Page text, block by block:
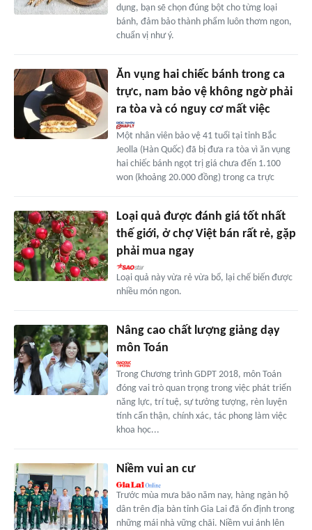
dụng, bạn sẽ chọn đúng bột cho từng loại
bánh, đảm bảo thành phẩm luôn thơm ngon,
chuẩn vị như ý.
Ăn vụng hai chiếc bánh trong ca
trực, nam bảo vệ không ngờ phải
ra tòa và có nguy cơ mất việc
Một nhân viên bảo vệ 41 tuổi tại tỉnh Bắc
Jeolla (Hàn Quốc) đã bị đưa ra tòa vì ăn vụng
hai chiếc bánh ngọt trị giá chưa đến 1.100
won (khoảng 20.000 đồng) trong ca trực
Loại quả được đánh giá tốt nhất
thế giới, ở chợ Việt bán rất rẻ, gặp
phải mua ngay
Loại quả này vừa rẻ vừa bổ, lại chế biến được
nhiều món ngon.
Nâng cao chất lượng giảng dạy
môn Toán
Trong Chương trình GDPT 2018, môn Toán
đóng vai trò quan trọng trong việc phát triển
năng lực, trí tuệ, sự tưởng tượng, rèn luyện
tính cẩn thận, chính xác, tác phong làm việc
khoa học...
Niềm vui an cư
Trước mùa mưa bão năm nay, hàng ngàn hộ
dân trên địa bàn tỉnh Gia Lai đã ổn định trong
những mái nhà vững chãi. Niềm vui ánh lên